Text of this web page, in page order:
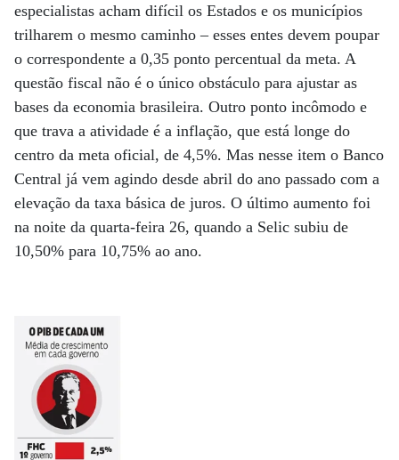
especialistas acham difícil os Estados e os municípios
trilharem o mesmo caminho – esses entes devem poupar
o correspondente a 0,35 ponto percentual da meta. A
questão fiscal não é o único obstáculo para ajustar as
bases da economia brasileira. Outro ponto incômodo e
que trava a atividade é a inflação, que está longe do
centro da meta oficial, de 4,5%. Mas nesse item o Banco
Central já vem agindo desde abril do ano passado com a
elevação da taxa básica de juros. O último aumento foi
na noite da quarta-feira 26, quando a Selic subiu de
10,50% para 10,75% ao ano.